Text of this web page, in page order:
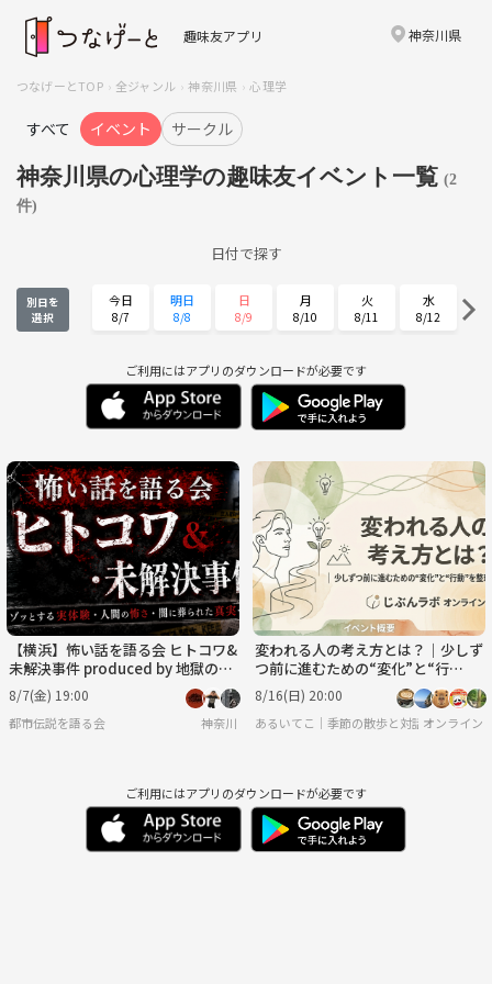
趣味友アプリ 神奈川県
つなげーとTOP 全ジャンル 神奈川県 心理学
すべて イベント サークル
神奈川県の心理学の趣味友イベント一覧 (2
件)
日付で探す
別日を
選択
今日
8/7
明日
8/8
日
8/9
月
8/10
火
8/11
水
8/12
8/13 8/14 8/15 8/16 8/17
水
8/19
木
8/20
土
8/22
日
8/23
8/25 8/26 8/27 8/28 8/30
月
8/31
火
9/1
水
9/2
木
9/3
金
9/4 9/5
ご利用にはアプリのダウンロードが必要です
【横浜】怖い話を語る会 ヒトコワ&
未解決事件 produced by 地獄のア
ケミ倶楽部
8/7(金) 19:00
都市伝説を語る会 神奈川
​変われる人の考え方とは？｜少しず
つ前に進むための“変化”と“行
動”を整理する｜じぶんラボ オンラ
イン
8/16(日) 20:00
​​あるいてこ｜季節の散歩と対話を楽しむ会
オンライン
ご利用にはアプリのダウンロードが必要です